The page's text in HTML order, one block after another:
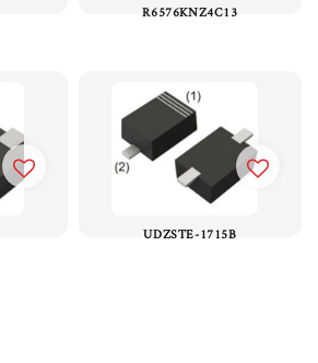
R6576KNZ4C13
UDZSTE-1715B